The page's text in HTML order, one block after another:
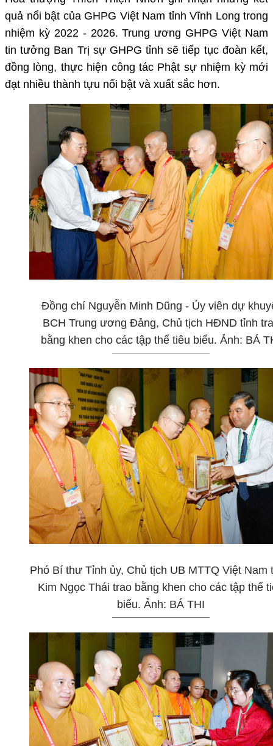
quả nổi bật của GHPG Việt Nam tỉnh Vĩnh Long trong
nhiệm kỳ 2022 - 2026. Trung ương GHPG Việt Nam
tin tưởng Ban Trị sự GHPG tỉnh sẽ tiếp tục đoàn kết,
đồng lòng, thực hiện công tác Phật sự nhiệm kỳ mới
đạt nhiều thành tựu nổi bật và xuất sắc hơn.
Đồng chí Nguyễn Minh Dũng - Ủy viên dự
BCH Trung ương Đảng, Chủ tịch HĐND tỉnh
bằng khen cho các tập thể tiêu biểu. Ảnh: BÁ
Phó Bí thư Tỉnh ủy, Chủ tịch UB MTTQ Việt Nam
Kim Ngọc Thái trao bằng khen cho các tập thể
biểu. Ảnh: BÁ THI